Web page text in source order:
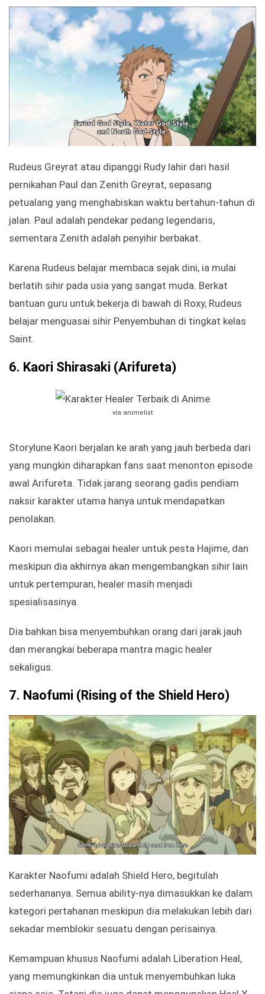
Rudeus Greyrat atau dipanggi Rudy lahir dari hasil
pernikahan Paul dan Zenith Greyrat, sepasang
petualang yang menghabiskan waktu bertahun-tahun di
jalan. Paul adalah pendekar pedang legendaris,
sementara Zenith adalah penyihir berbakat.
Karena Rudeus belajar membaca sejak dini, ia mulai
berlatih sihir pada usia yang sangat muda. Berkat
bantuan guru untuk bekerja di bawah di Roxy, Rudeus
belajar menguasai sihir Penyembuhan di tingkat kelas
Saint.
6. Kaori Shirasaki (Arifureta)
via animelist
Storylune Kaori berjalan ke arah yang jauh berbeda dari
yang mungkin diharapkan fans saat menonton episode
awal Arifureta. Tidak jarang seorang gadis pendiam
naksir karakter utama hanya untuk mendapatkan
penolakan.
Kaori memulai sebagai healer untuk pesta Hajime, dan
meskipun dia akhirnya akan mengembangkan sihir lain
untuk pertempuran, healer masih menjadi
spesialisasinya.
Dia bahkan bisa menyembuhkan orang dari jarak jauh
dan merangkai beberapa mantra magic healer
sekaligus.
7. Naofumi (Rising of the Shield Hero)
Karakter Naofumi adalah Shield Hero, begitulah
sederhananya. Semua ability-nya dimasukkan ke dalam
kategori pertahanan meskipun dia melakukan lebih dari
sekadar memblokir sesuatu dengan perisainya.
Kemampuan khusus Naofumi adalah Liberation Heal,
yang memungkinkan dia untuk menyembuhkan luka